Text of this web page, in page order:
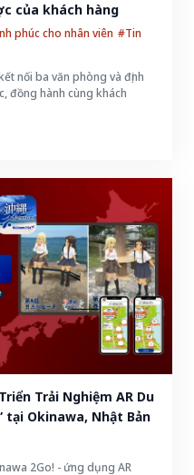
của khách hàng
phúc cho nhân viên #Tin
nối ba văn phòng và định
đồng hành cùng khách
Trải Nghiệm AR Du
tại Okinawa, Nhật Bản
2Go! - ứng dụng AR